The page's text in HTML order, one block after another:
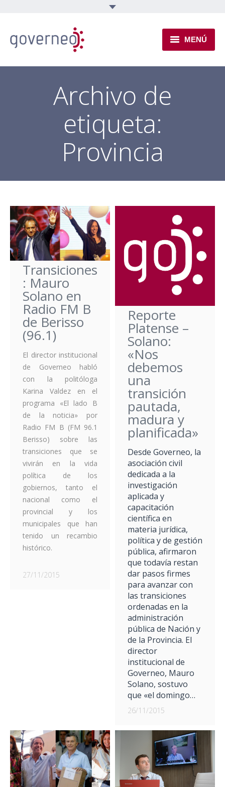
MENÚ
INSTITUCIONAL
EJES TEMÁTICOS
NOVEDADES
Archivo de
etiqueta:
Provincia
Transiciones
: Mauro
Solano en
Radio FM B
de Berisso
(96.1)
El director institucional
de Governeo habló
con la politóloga
Karina Valdez en el
programa «El lado B
de la noticia» por
Radio FM B (FM 96.1
Berisso) sobre las
transiciones que se
vivirán en la vida
política de los
gobiernos, tanto el
nacional como el
provincial y los
municipales que han
tenido un recambio
histórico.
27/11/2015
Reporte
Platense –
Solano:
«Nos
debemos
una
transición
pautada,
madura y
planificada»
Desde Governeo, la
asociación civil
dedicada a la
investigación
aplicada y
capacitación
científica en
materia jurídica,
política y de gestión
pública, afirmaron
que todavía restan
dar pasos firmes
para avanzar con
las transiciones
ordenadas en la
administración
pública de Nación y
de la Provincia. El
director
institucional de
Governeo, Mauro
Solano, sostuvo
que «el domingo…
26/11/2015